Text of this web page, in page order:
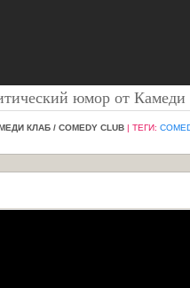
юмор от Камеди
КЛАБ / COMEDY CLUB | ТЕГИ: